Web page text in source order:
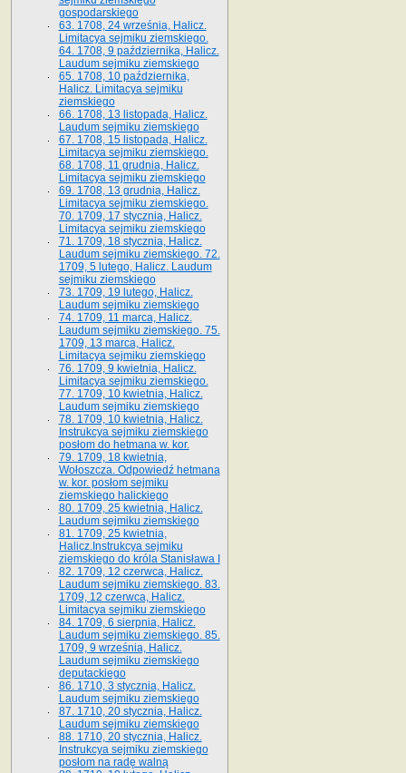
gospodarskiego
63. 1708, 24 września, Halicz.
Limitacya sejmiku ziemskiego.
64. 1708, 9 października, Halicz.
Laudum sejmiku ziemskiego
65­. 1708, 10 października,
Halicz. Limitacya sejmiku
ziemskiego
66. 1708, 13 listopada, Halicz.
Laudum sejmiku ziemskiego
67. 1708, 15 listopada, Halicz.
Limitacya sejmiku ziemskiego.
68. 1708, 11 grudnia, Halicz.
Limitacya sejmiku ziemskiego
69. 1708, 13 grudnia, Halicz.
Limitacya sejmiku ziemskiego.
70. 1709, 17 stycznia, Halicz.
Limitacya sejmiku ziemskiego
71. 1709, 18 stycznia, Halicz.
Laudum sejmiku ziemskiego. 72.
1709, 5 lutego, Halicz. Laudum
sejmiku ziemskiego
73. 1709, 19 lutego, Halicz.
Laudum sejmiku ziemskiego
74. 1709, 11 marca, Halicz.
Laudum sejmiku ziemskiego. 75.
1709, 13 marca, Halicz.
Limitacya sejmiku ziemskiego
76. 1709, 9 kwietnia, Halicz.
Limitacya sejmiku ziemskiego.
77. 1709, 10 kwietnia, Halicz.
Laudum sejmiku ziemskiego
78. 1709, 10 kwietnia, Halicz.
Instrukcya sejmiku ziemskiego
posłom do hetmana w. kor.
79. 1709, 18 kwietnia,
Wołoszcza. Odpowiedź hetmana
w. kor. posłom sejmiku
ziemskiego halickiego
80. 1709, 25 kwietnia, Halicz.
Laudum sejmiku ziemskiego
81. 1709, 25 kwietnia,
Halicz.Instrukcya sejmiku
ziemskiego do króla Stanisława I
82. 1709, 12 czerwca, Halicz.
Laudum sejmiku ziemskiego. 83.
1709, 12 czerwca, Halicz.
Limitacya sejmiku ziemskiego
84. 1709, 6 sierpnia, Halicz.
Laudum sejmiku ziemskiego. 85.
1709, 9 września, Halicz.
Laudum sejmiku ziemskiego
deputackiego
86. 1710, 3 stycznia, Halicz.
Laudum sejmiku ziemskiego
87. 1710, 20 stycznia, Halicz.
Laudum sejmiku ziemskiego
88. 1710, 20 stycznia, Halicz.
Instrukcya sejmiku ziemskiego
posłom na radę walną